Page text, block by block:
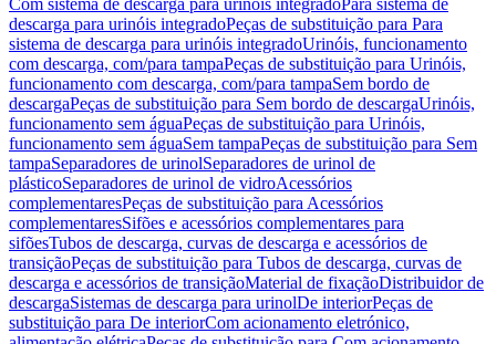
Com sistema de descarga para urinóis integradoPara sistema de
descarga para urinóis integradoPeças de substituição para Para
sistema de descarga para urinóis integradoUrinóis, funcionamento
com descarga, com/para tampaPeças de substituição para Urinóis,
funcionamento com descarga, com/para tampaSem bordo de
descargaPeças de substituição para Sem bordo de descargaUrinóis,
funcionamento sem águaPeças de substituição para Urinóis,
funcionamento sem águaSem tampaPeças de substituição para Sem
tampaSeparadores de urinolSeparadores de urinol de
plásticoSeparadores de urinol de vidroAcessórios
complementaresPeças de substituição para Acessórios
complementaresSifões e acessórios complementares para
sifõesTubos de descarga, curvas de descarga e acessórios de
transiçãoPeças de substituição para Tubos de descarga, curvas de
descarga e acessórios de transiçãoMaterial de fixaçãoDistribuidor de
descargaSistemas de descarga para urinolDe interiorPeças de
substituição para De interiorCom acionamento eletrónico,